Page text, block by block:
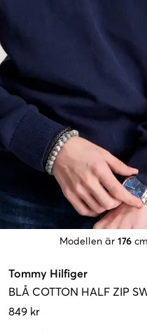
Modellen är 176
Tommy Hilfiger
BLÅ COTTON HALF ZIP
849 kr